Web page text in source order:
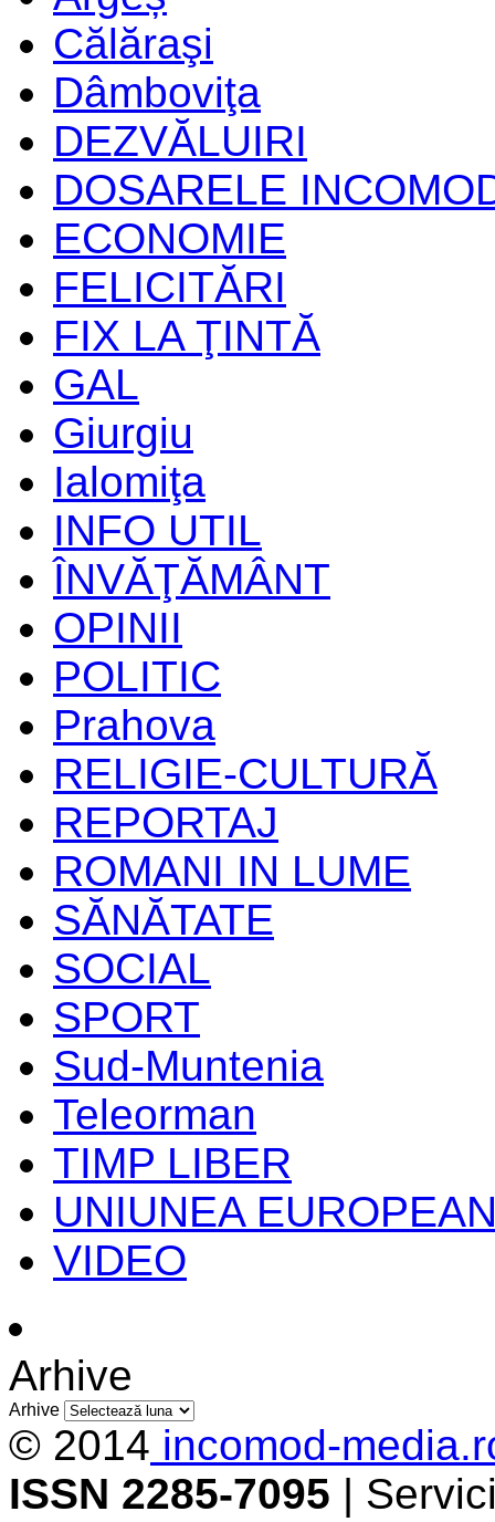
Călăraşi
Dâmboviţa
DEZVĂLUIRI
DOSARELE
ECONOMIE
FELICITĂRI
FIX LA ŢINTĂ
GAL
Giurgiu
Ialomiţa
INFO UTIL
ÎNVĂŢĂMÂNT
OPINII
POLITIC
Prahova
RELIGIE-CULTURĂ
REPORTAJ
ROMANI IN LUME
SĂNĂTATE
SOCIAL
SPORT
Sud-Muntenia
Teleorman
TIMP LIBER
UNIUNEA
VIDEO
Arhive
Arhive
© 2014 incomod-
ISSN 2285-7095 |